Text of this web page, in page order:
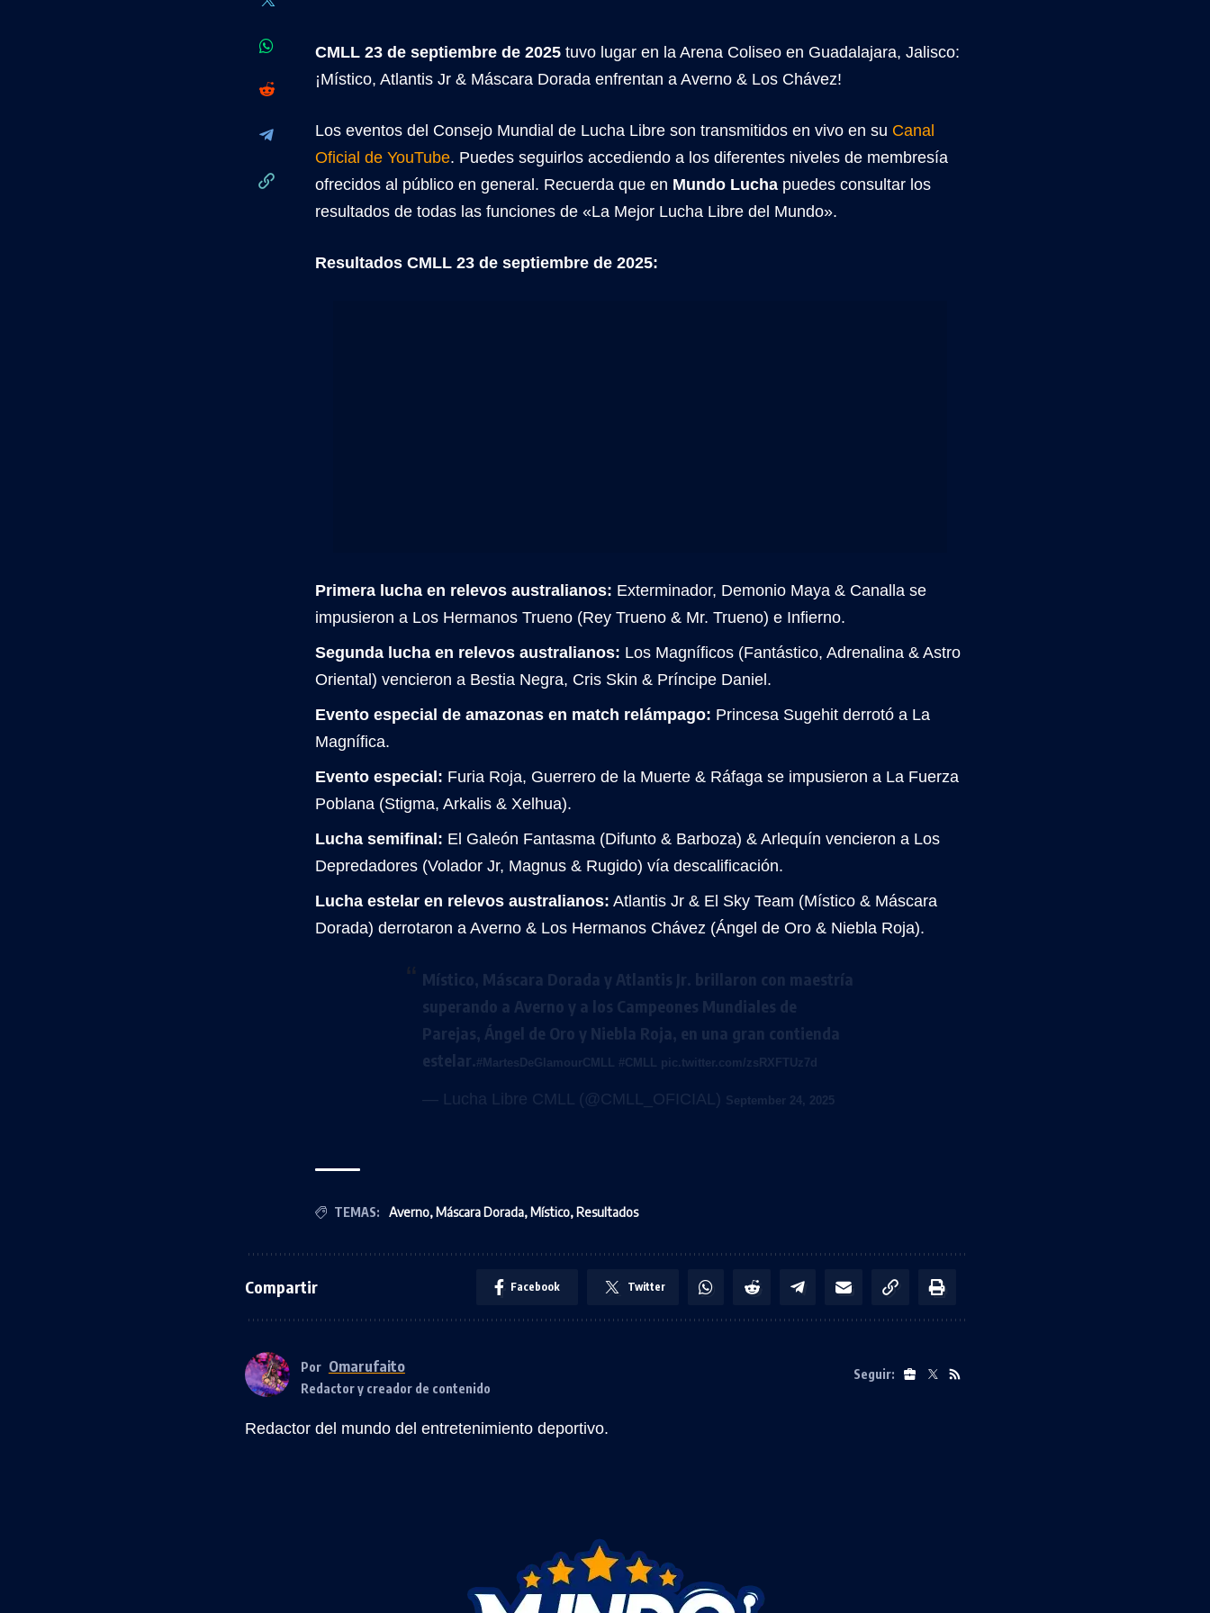
CMLL 23 de septiembre de 2025 tuvo lugar en la Arena Coliseo en Guadalajara, Jalisco:
¡Místico, Atlantis Jr & Máscara Dorada enfrentan a Averno & Los Chávez!
Los eventos del Consejo Mundial de Lucha Libre son transmitidos en vivo en su Canal
Oficial de YouTube. Puedes seguirlos accediendo a los diferentes niveles de membresía
ofrecidos al público en general. Recuerda que en Mundo Lucha puedes consultar los
resultados de todas las funciones de «La Mejor Lucha Libre del Mundo».
Resultados CMLL 23 de septiembre de 2025:
Primera lucha en relevos australianos: Exterminador, Demonio Maya & Canalla se
impusieron a Los Hermanos Trueno (Rey Trueno & Mr. Trueno) e Infierno.
Segunda lucha en relevos australianos: Los Magníficos (Fantástico, Adrenalina & Astro
Oriental) vencieron a Bestia Negra, Cris Skin & Príncipe Daniel.
Evento especial de amazonas en match relámpago: Princesa Sugehit derrotó a La
Magnífica.
Evento especial: Furia Roja, Guerrero de la Muerte & Ráfaga se impusieron a La Fuerza
Poblana (Stigma, Arkalis & Xelhua).
Lucha semifinal: El Galeón Fantasma (Difunto & Barboza) & Arlequín vencieron a Los
Depredadores (Volador Jr, Magnus & Rugido) vía descalificación.
Lucha estelar en relevos australianos: Atlantis Jr & El Sky Team (Místico & Máscara
Dorada) derrotaron a Averno & Los Hermanos Chávez (Ángel de Oro & Niebla Roja).
Místico, Máscara Dorada y Atlantis Jr. brillaron con maestría
superando a Averno y a los Campeones Mundiales de
Parejas, Ángel de Oro y Niebla Roja, en una gran contienda
estelar. #MartesDeGlamourCMLL #CMLL pic.twitter.com/zsRXFTUz7d
— Lucha Libre CMLL (@CMLL_OFICIAL) September 24, 2025
TEMAS: Averno, Máscara Dorada, Místico,Resultados
Compartir Facebook Twitter
Por Omarufaito
Redactor y creador de contenido
Seguir:
Redactor del mundo del entretenimiento deportivo.